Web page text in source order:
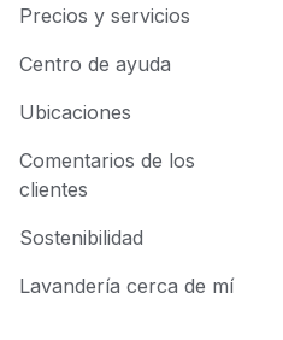
Precios y servicios
Centro de ayuda
Ubicaciones
Comentarios de los
clientes
Sostenibilidad
Lavandería cerca de mí